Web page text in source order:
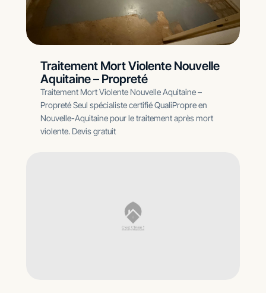
Traitement Mort Violente Nouvelle
Aquitaine – Propreté
Traitement Mort Violente Nouvelle Aquitaine –
Propreté Seul spécialiste certifié QualiPropre en
Nouvelle-Aquitaine pour le traitement après mort
violente. Devis gratuit